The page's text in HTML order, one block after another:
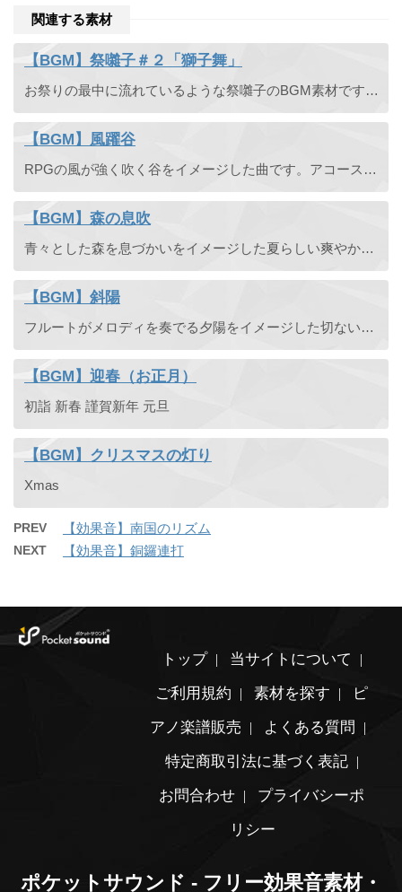
関連する素材
【BGM】祭囃子＃２「獅子舞」
お祭りの最中に流れているような祭囃子のBGM素材です。日本舞踊、日本古来のお祭り、夏祭り、獅子舞など。ノベルゲームや RPG での祭りのシーンなどにも使えます。ループOK。
【BGM】風躍谷
RPGの風が強く吹く谷をイメージした曲です。アコースティックな変拍子曲で民族風な楽曲となっています。スチールギターの伴奏の上にフルートでメロディを奏でる情熱的な印象があります。
【BGM】森の息吹
青々とした森を息づかいをイメージした夏らしい爽やかな曲です。
【BGM】斜陽
フルートがメロディを奏でる夕陽をイメージした切ない曲です。RPGの街の音楽としても使えそうです。ループして使えます。
【BGM】迎春（お正月）
初詣 新春 謹賀新年 元旦
【BGM】クリスマスの灯り
Xmas
PREV 【効果音】南国のリズム
NEXT 【効果音】銅鑼連打
トップ
当サイトについて
ご利用規約
素材を探す
ピ
アノ楽譜販売
よくある質問
特定商取引法に基づく表記
お問合わせ
プライバシーポ
リシー
ポケットサウンド - フリー効果音素材・